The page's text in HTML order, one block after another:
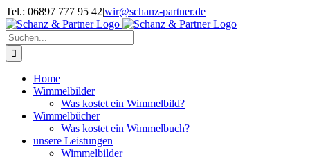
Zum
Inhalt
springen
Tel.: 06897 777 95 42|wir@schanz-partner.de
Suche
nach:
Home
Wimmelbilder
Was kostet ein Wimmelbild?
Wimmelbücher
Was kostet ein Wimmelbuch?
unsere Leistungen
Wimmelbilder